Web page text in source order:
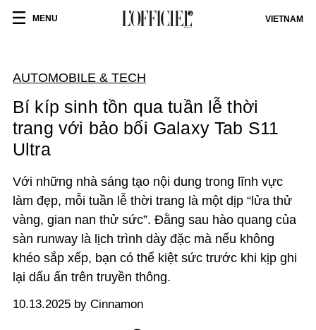
MENU VIETNAM
AUTOMOBILE & TECH
Bí kíp sinh tồn qua tuần lễ thời
trang với bảo bối Galaxy Tab S11
Ultra
Với những nhà sáng tạo nội dung trong lĩnh vực
làm đẹp, mỗi tuần lễ thời trang là một dịp “lửa thử
vàng, gian nan thử sức”. Đằng sau hào quang của
sàn runway là lịch trình dày đặc mà nếu không
khéo sắp xếp, bạn có thể kiệt sức trước khi kịp ghi
lại dấu ấn trên truyền thông.
10.13.2025 by Cinnamon